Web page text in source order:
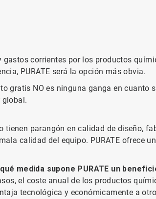
corrientes por los productos
PURATE será la opción más obvia.
gratis NO es ninguna ganga en
global.
tienen parangón en calidad de diseño,
calidad del equipo. PURATE ofrece
medida supone PURATE un
el coste anual de los productos
tecnológica y económicamente a